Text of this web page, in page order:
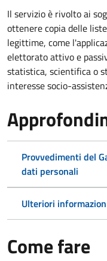
Il servizio è rivolto ai
ottenere copia delle
legittime, come
elettorato attivo e
statistica, scientifica o
interesse socio-
Provvedimenti del
dati personali
Ulteriori
Come fare